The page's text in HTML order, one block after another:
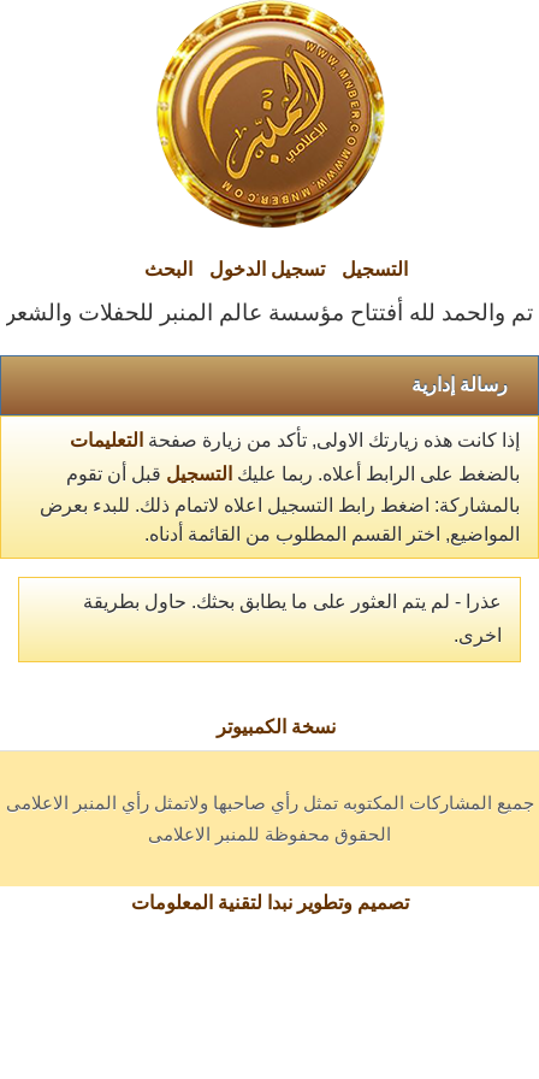
التسجيل تسجيل الدخول البحث
تم والحمد لله أفتتاح مؤسسة عالم المنبر للحفلات
رسالة إدارية
إذا كانت هذه زيارتك الاولى, تأكد من زيارة صفحة التعليمات
بالضغط على الرابط أعلاه. ربما عليك التسجيل قبل أن تقوم
بالمشاركة: اضغط رابط التسجيل اعلاه لاتمام ذلك. للبدء بعرض
المواضيع, اختر القسم المطلوب من القائمة أدناه.
عذرا - لم يتم العثور على ما يطابق بحثك. حاول بطريقة
اخرى.
نسخة الكمبيوتر
جميع المشاركات المكتوبه تمثل رأي صاحبها ولاتمثل رأي المنبر الاعلامى
الحقوق محفوظة للمنبر الاعلامى
تصميم وتطوير نبدا لتقنية المعلومات